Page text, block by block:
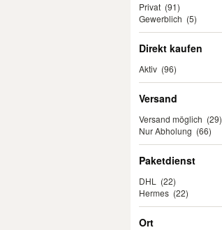
Privat (91)
Gewerblich (5)
Direkt kaufen
Aktiv (96)
Versand
Versand möglich (29)
Nur Abholung (66)
Paketdienst
DHL
(22)
Hermes (22)
Ort